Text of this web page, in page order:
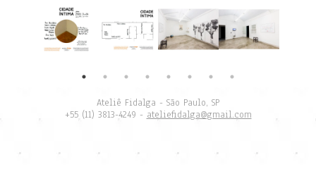
Ateliê Fidalga - São Paulo, SP
+55 (11) 3813-4249 - ateliefidalga@gmail.com